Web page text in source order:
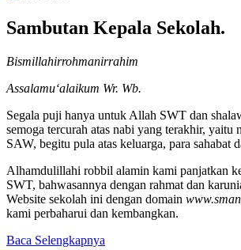
Sambutan Kepala Sekolah.
Bismillahirrohmanirrahim
Assalamu‘alaikum Wr. Wb.
Segala puji hanya untuk Allah SWT dan
semoga tercurah atas nabi yang terakhir, yaitu
SAW, begitu pula atas keluarga, para sahabat
Alhamdulillahi robbil alamin kami panjatkan
SWT, bahwasannya dengan rahmat dan
Website sekolah ini dengan domain
kami perbaharui dan kembangkan.
Baca Selengkapnya